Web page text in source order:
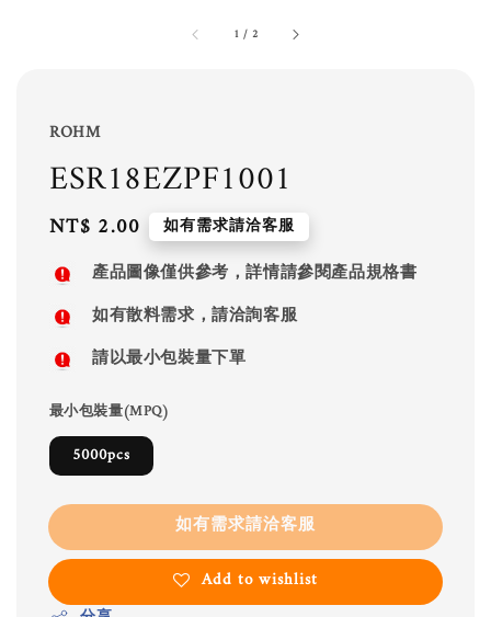
1 / 2
ROHM
ESR18EZPF1001
Regular
price
NT$ 2.00 如有需求請洽客服
產品圖像僅供參考，詳情請參閱產品規格書
如有散料需求，請洽詢客服
請以最小包裝量下單
最小包裝量(MPQ)
5000pcs
如有需求請洽客服
Add to wishlist